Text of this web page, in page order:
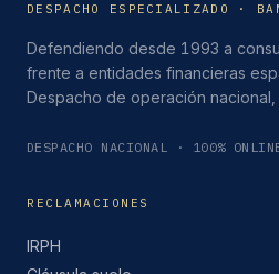
DESPACHO ESPECIALIZADO ·
Defendiendo desde 1993 a
frente a entidades financieras
Despacho de operación
DESPACHO NACIONAL · 100%
RECLAMACIONES
IRPH